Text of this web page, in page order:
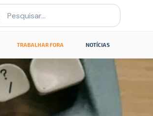
TRABALHAR FORA NOTÍCIAS